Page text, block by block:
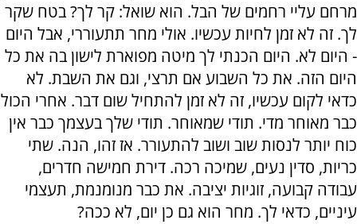
מרחם עליי רחמים של הבל. הוא שואל: קר לך? בטח שקר
לך. זה לא זמן לחיות עכשיו. אולי מחר תתעוררי, אבל היום
- היום לא. היום הכנתי לך מיטה מפוארת לישון בה את כל
היום הזה. את כל השבוע אם תרצי, וגם את השבת. לא
כדאי לקום עכשיו, זה לא זמן להתחיל שום דבר. אחרי הכול
כבר מאוחר מדי. תודי שמאוחר. תודי שלך בעצמך כבר אין
כוח יותר לנסות שוב ושוב להתעורר. אז זהו, הנה. שתי
כריות, סדין נעים, שמיכה רכה. דירת חמישה חדרים,
עבודה קבועה, זוגיות יציבה. את כבר מנומנמת, תעצמי
עיניים, כדאי לך. מחר הוא גם כן יום, לא ככה?